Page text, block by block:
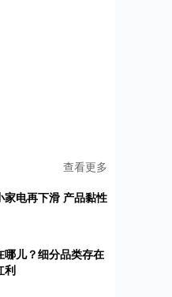
查看更多
家电再下滑 产品黏性
哪儿？细分品类存在
利